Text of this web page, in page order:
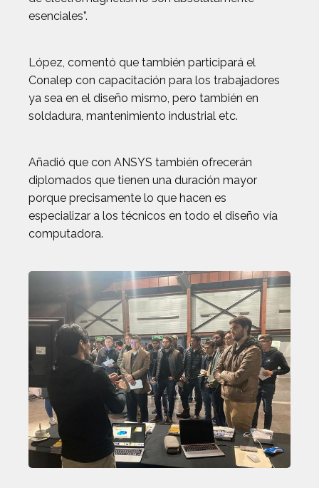
esenciales”.
López, comentó que también participará el
Conalep con capacitación para los trabajadores
ya sea en el diseño mismo, pero también en
soldadura, mantenimiento industrial etc.
Añadió que con ANSYS también ofrecerán
diplomados que tienen una duración mayor
porque precisamente lo que hacen es
especializar a los técnicos en todo el diseño vía
computadora.